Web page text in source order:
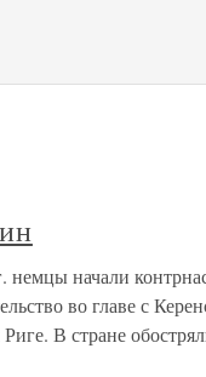
начали
во главе с
В стране